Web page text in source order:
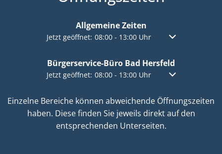
Allgemeine Zeiten
Klicken, um weitere Öffnungs- oder Schließzeiten
Jetzt geöffnet: 08:00- 13:00Uhr Von 08:00 bis
Bürgerservice-Büro Bad Hersfeld
Klicken, um weitere Öffnungs- oder Schließzeiten
Jetzt geöffnet: 08:00- 13:00Uhr Von 08:00 bis
Einzelne Bereiche können abweichende Öffnungszeiten
haben. Diese finden Sie jeweils direkt auf den
entsprechenden Unterseiten.